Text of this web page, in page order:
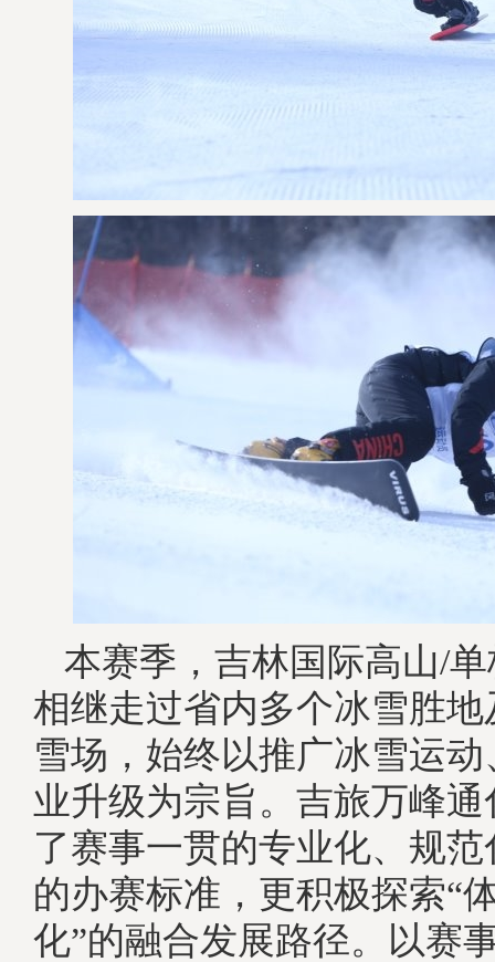
本赛季，吉林国际高山/
相继走过省内多个冰雪胜
雪场，始终以推广冰雪运
业升级为宗旨。吉旅万峰
了赛事一贯的专业化、规
的办赛标准，更积极探索“
化”的融合发展路径。以赛